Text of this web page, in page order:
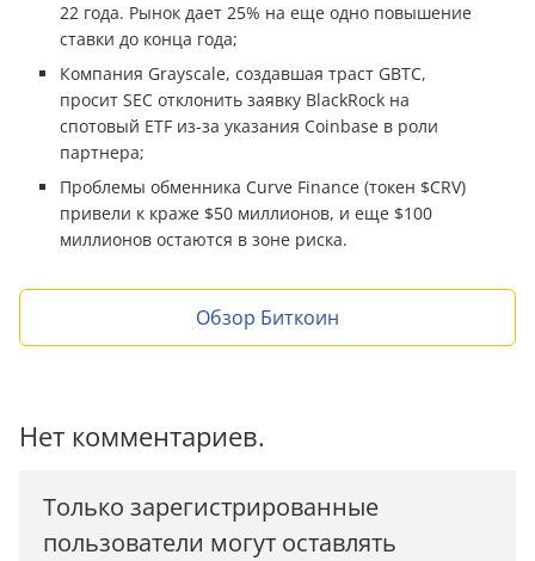
22 года. Рынок дает 25% на еще одно повышение
ставки до конца года;
Компания Grayscale, создавшая траст GBTC,
просит SEC отклонить заявку BlackRock на
спотовый ETF из-за указания Coinbase в роли
партнера;
Проблемы обменника Curve Finance (токен $CRV)
привели к краже $50 миллионов, и еще $100
миллионов остаются в зоне риска.
Обзор Биткоин
Нет комментариев.
Только зарегистрированные
пользователи могут оставлять